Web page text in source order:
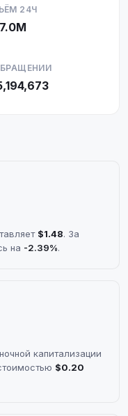
24Ч
$1.48. За
на -2.39%.
капитализации
$0.20